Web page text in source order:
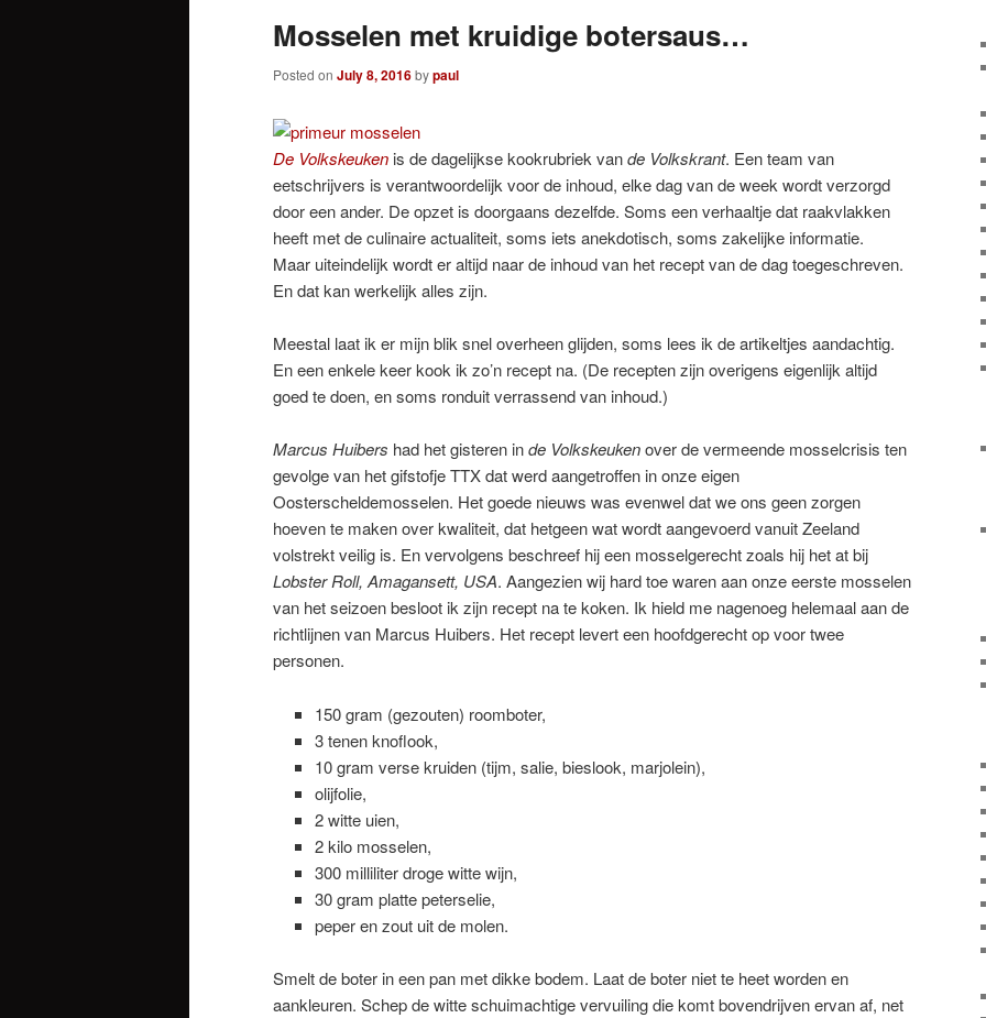
Mosselen met kruidige botersaus…
Posted on July 8, 2016bypaul
De Volkskeuken is de dagelijkse kookrubriek vande Volkskrant. Een team van
eetschrijvers is verantwoordelijk voor de inhoud, elke dag van de week wordt verzorgd
door een ander. De opzet is doorgaans dezelfde. Soms een verhaaltje dat raakvlakken
heeft met de culinaire actualiteit, soms iets anekdotisch, soms zakelijke informatie.
Maar uiteindelijk wordt er altijd naar de inhoud van het recept van de dag toegeschreven.
En dat kan werkelijk alles zijn.
Meestal laat ik er mijn blik snel overheen glijden, soms lees ik de artikeltjes aandachtig.
En een enkele keer kook ik zo’n recept na. (De recepten zijn overigens eigenlijk altijd
goed te doen, en soms ronduit verrassend van inhoud.)
Marcus Huibers had het gisteren inde Volkskeukenover de vermeende mosselcrisis ten
gevolge van het gifstofje TTX dat werd aangetroffen in onze eigen
Oosterscheldemosselen. Het goede nieuws was evenwel dat we ons geen zorgen
hoeven te maken over kwaliteit, dat hetgeen wat wordt aangevoerd vanuit Zeeland
volstrekt veilig is. En vervolgens beschreef hij een mosselgerecht zoals hij het at bij
Lobster Roll, Amagansett, USA. Aangezien wij hard toe waren aan onze eerste mosselen
van het seizoen besloot ik zijn recept na te koken. Ik hield me nagenoeg helemaal aan de
richtlijnen van Marcus Huibers. Het recept levert een hoofdgerecht op voor twee
personen.
150 gram (gezouten) roomboter,
3 tenen knoflook,
10 gram verse kruiden (tijm, salie, bieslook, marjolein),
olijfolie,
2 witte uien,
2 kilo mosselen,
300 milliliter droge witte wijn,
30 gram platte peterselie,
peper en zout uit de molen.
Smelt de boter in een pan met dikke bodem. Laat de boter niet te heet worden en
aankleuren. Schep de witte schuimachtige vervuiling die komt bovendrijven ervan af, net